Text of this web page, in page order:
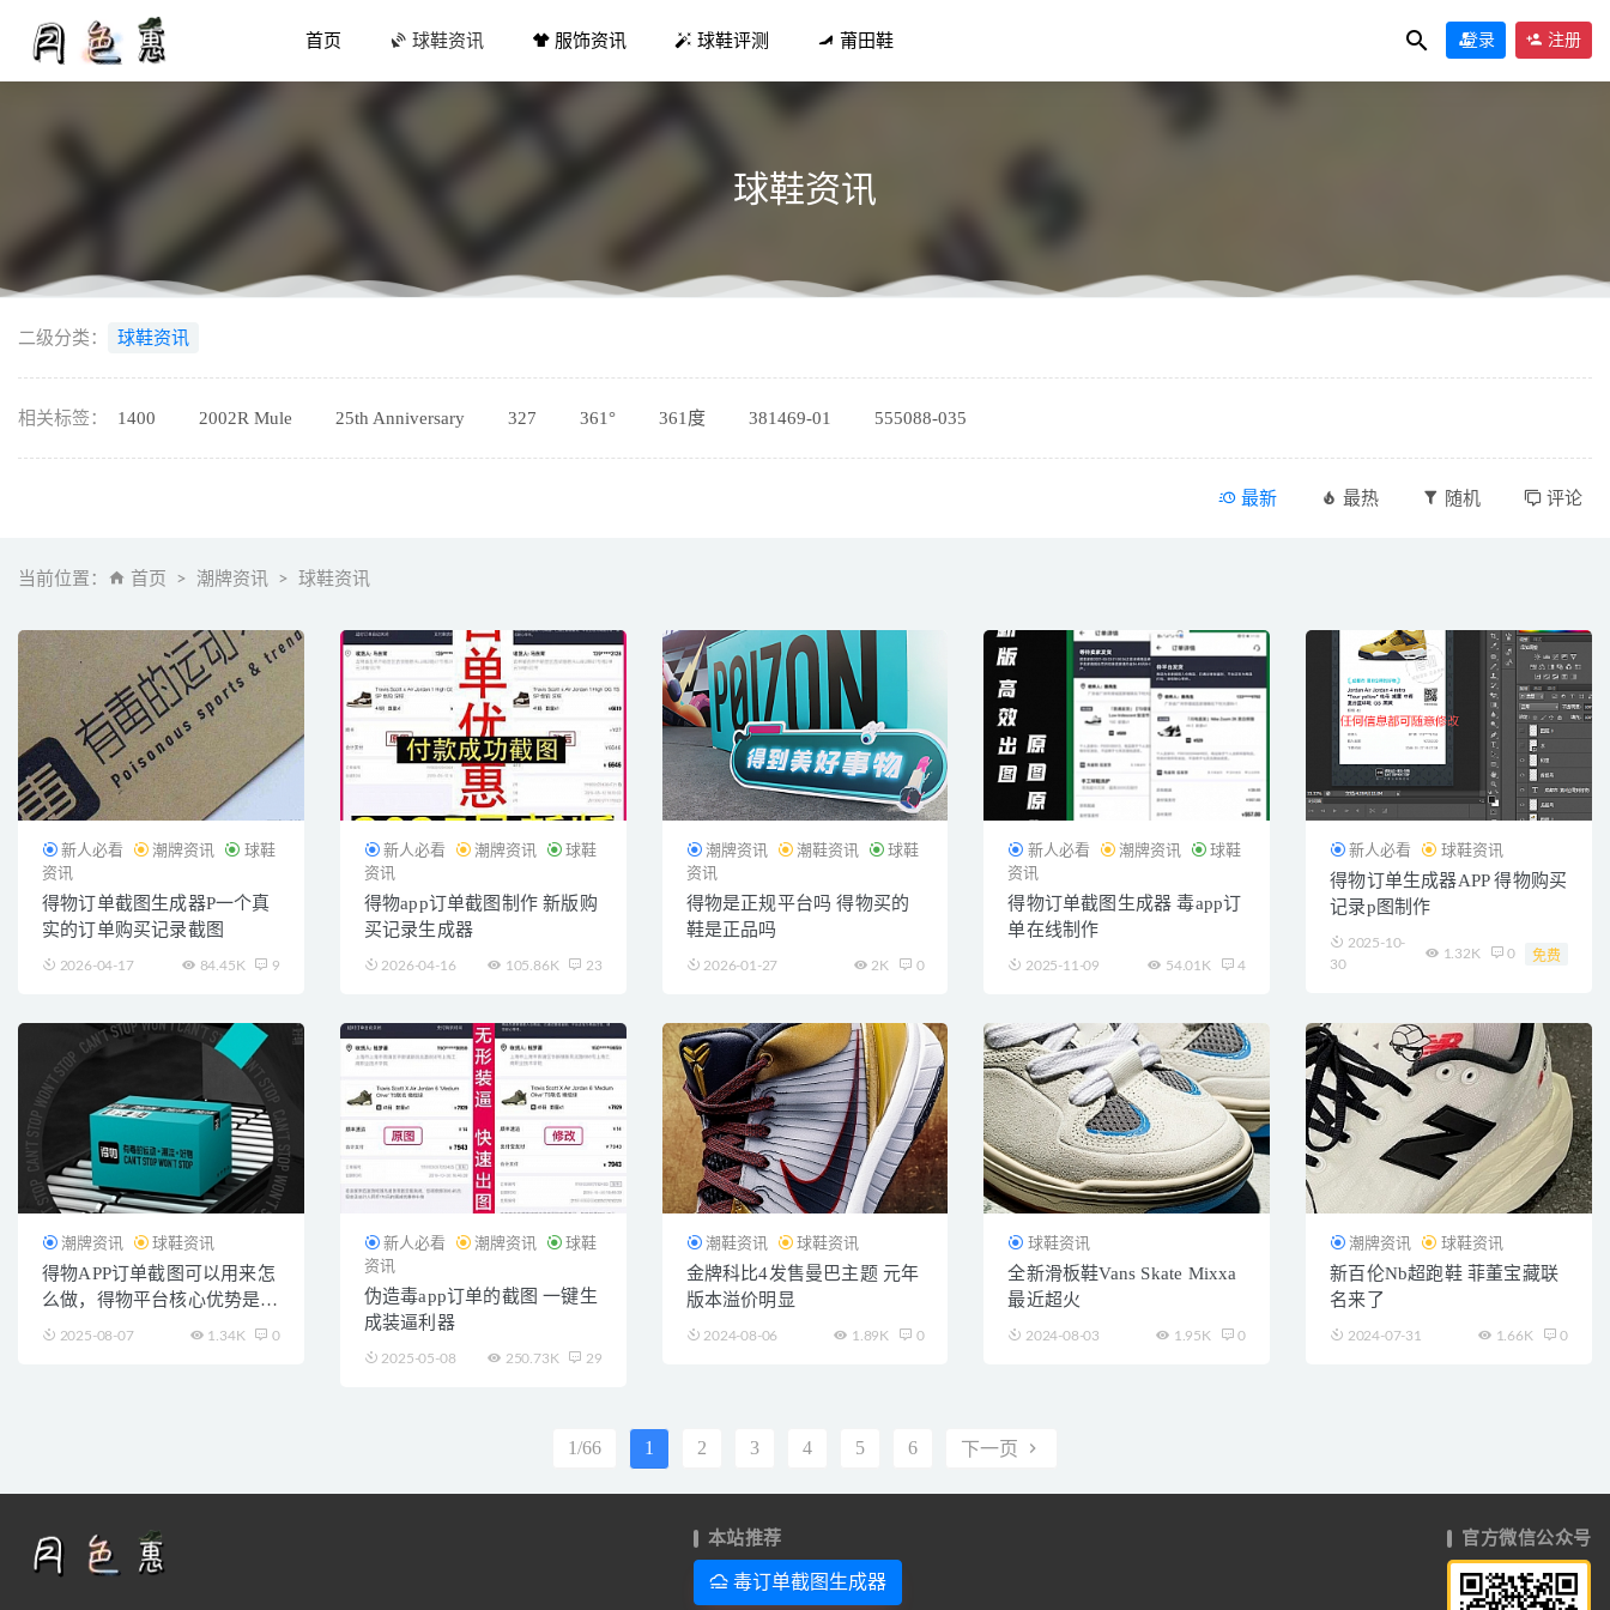
首页 球鞋资讯 服饰资讯 球鞋评测 莆田鞋 登录 注册
球鞋资讯
二级分类： 球鞋资讯
相关标签： 1400 2002R Mule 25th Anniversary 327 361° 361度 381469-01 555088-035
最新 最热 随机 评论
当前位置： 首页 潮牌资讯 球鞋资讯
新人必看 潮牌资讯
球鞋
资讯
得物订单截图生成器P一个真
实的订单购买记录截图
2026-04-17 84.45K 9
新人必看 潮牌资讯
球鞋
资讯
得物app订单截图制作 新版购
买记录生成器
2026-04-16 105.86K 23
潮牌资讯 潮鞋资讯
球鞋
资讯
得物是正规平台吗 得物买的
鞋是正品吗
2026-01-27 2K 0
新人必看 潮牌资讯
球鞋
资讯
得物订单截图生成器 毒app订
单在线制作
2025-11-09 54.01K 4
新人必看 球鞋资讯
得物订单生成器APP 得物购买
记录p图制作
2025-10-
30
1.32K 0 免费
潮牌资讯 球鞋资讯
得物APP订单截图可以用来怎
么做，得物平台核心优势是什
么 2025-08-07 1.34K 0
新人必看 潮牌资讯
球鞋
资讯
伪造毒app订单的截图 一键生
成装逼利器
2025-05-08 250.73K 29
潮鞋资讯 球鞋资讯
金牌科比4发售曼巴主题 元年
版本溢价明显
2024-08-06 1.89K 0
球鞋资讯
全新滑板鞋Vans Skate Mixxa
最近超火
2024-08-03 1.95K 0
潮牌资讯 球鞋资讯
新百伦Nb超跑鞋 菲董宝藏联
名来了
2024-07-31 1.66K 0
1/66 1 2 3 4 5 6 下一页
本站推荐
毒订单截图生成器
官方微信公众号